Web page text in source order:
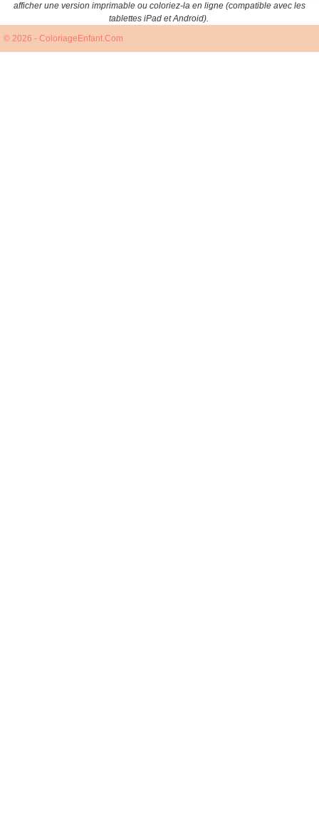
afficher une version imprimable ou coloriez-la en ligne (compatible avec les
tablettes iPad et Android).
© 2026 - ColoriageEnfant.Com